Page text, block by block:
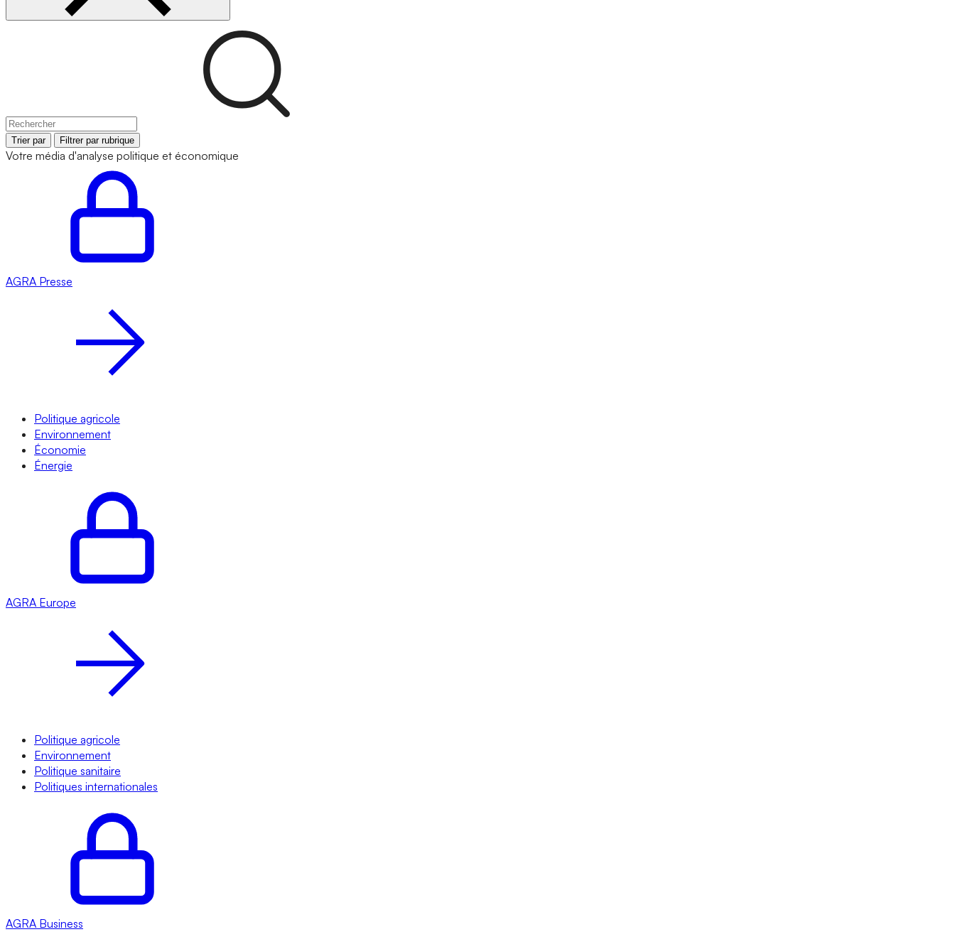
Trier par Filtrer par rubrique
Votre média d'analyse politique et économique
AGRA Presse
Politique agricole
Environnement
Économie
Énergie
AGRA Europe
Politique agricole
Environnement
Politique sanitaire
Politiques internationales
AGRA Business